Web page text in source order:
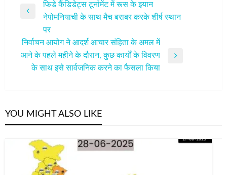
नेविगेशन
Previous
फिडे कैंडिडेट्स टूर्नामेंट में रूस के इयान
नेपोमनियाची के साथ मैच बराबर करके शीर्ष स्‍थान
पर
निर्वाचन आयोग ने आदर्श आचार संहिता के अमल में
आने के पहले महीने के दौरान, कुछ कार्यों के विवरण
के साथ इसे सार्वजनिक करने का फैसला किया
YOU MIGHT ALSO LIKE